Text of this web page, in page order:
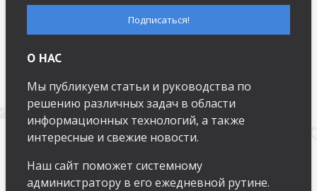
О НАС
Мы публикуем статьи и руководства по
решению различных задач в области
информационных технологий, а также
интересные и свежие новости.
Наш сайт поможет системному
администратору в его ежедневной рутине.